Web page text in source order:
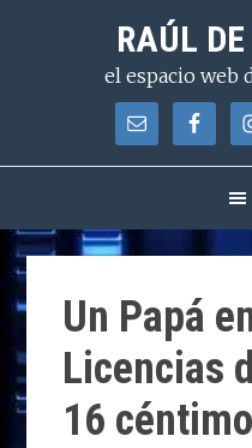
contenido
RAÚL
el espacio web
Un Papá
Licencias
16